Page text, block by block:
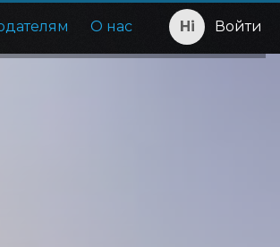
О нас Войти